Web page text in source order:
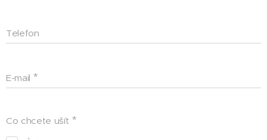
Telefon
E-mail
Co chcete ušít